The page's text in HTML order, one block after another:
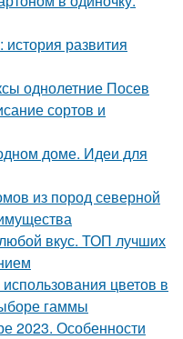
развития
однолетние Посев
сортов и
доме. Идеи для
из пород северной
вкус. ТОП лучших
цветов в
гаммы
2023. Особенности